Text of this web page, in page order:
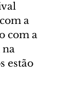
a
com a
na
estão